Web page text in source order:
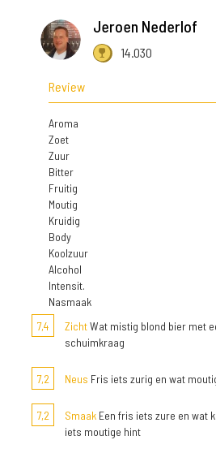
Jeroen Nederlof
14.030
Review
Aroma
Zoet
Zuur
Bitter
Fruitig
Moutig
Kruidig
Body
Koolzuur
Alcohol
Intensit.
Nasmaak
7,4
ZichtWat mistig blond bier met
schuimkraag
7,2 Neus Fris iets zurig en wat
7,2 Smaak Een fris iets zure en wat
iets moutige hint